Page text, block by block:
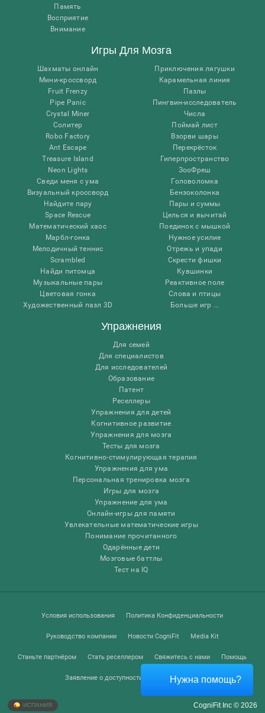
Память
Восприятие
Внимание
Игры Для Мозга
Шахматы онлайн
Мини-кроссворд
Fruit Frenzy
Pipe Panic
Crystal Miner
Солитер
Robo Factory
Ant Escape
Treasure Island
Neon Lights
Сведи меня с ума
Визуальный кроссворд
Найдите пару
Space Rescue
Математический хаос
Марбл-гонка
Мелодичный теннис
Scrambled
Найди питомца
Музыкальные пары
Цветовая гонка
Художественный пазл 3D
Приключения лягушки
Карамельная линия
Пазлы
Пингвин-исследователь
Числа
Поймай лист
Взорви шары
Перекрёсток
Гиперпространство
ЗооФреш
Головоломка
Бензоколонка
Пары и суммы
Целься и вычитай
Поединок с мышкой
Нужное усилие
Отрежь и упади
Скрести фишки
Кувшинки
Реактивное поле
Слова и птицы
Больше игр ...
Упражнения
Для семей
Для специалистов
Для исследователей
Образование
Патент
Реселлеры
Упражнения для детей
Когнитивное развитие
Упражнения для мозга
Тесты для мозга
Когнитивно-стимулирующая терапия
Упражнения для ума
Персональная тренировка мозга
Игры для мозга
Упражнение для ума
Онлайн-игры для памяти
Увлекательные математические игры
Понимание прочитанного
Одарённые дети
Мозговые баттлы
Тест на IQ
Условия использования Политика Конфиденциальности
Руководство компании Новости CogniFit Media Kit
Станьте партнёром Стать реселлером Свяжитесь с нами Помощь
Заявление о доступности Центр доверия
ИСПАНИЯ CogniFit Inc © 2026
Нужна помощь?